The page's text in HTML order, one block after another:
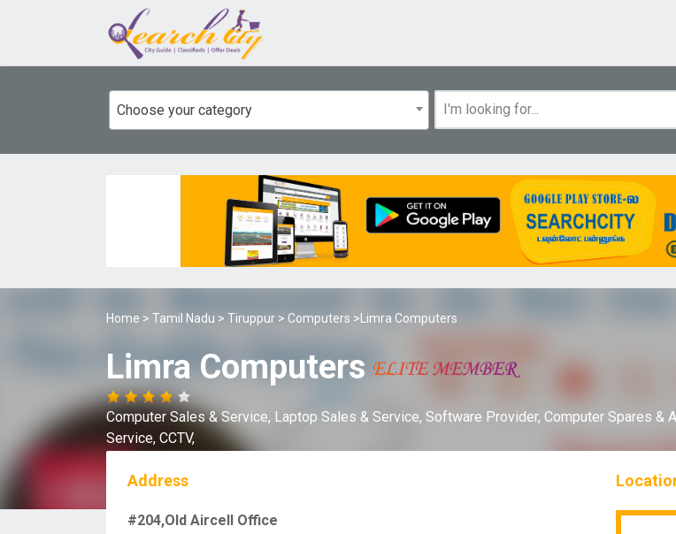
Choose your category
Home > Tamil Nadu > Tiruppur > Computers >Limra Computers
Limra Computers
Computer Sales & Service, Laptop Sales & Service, Software Provider, Computer Spares &
Service, CCTV,
Address
#204,Old Aircell Office